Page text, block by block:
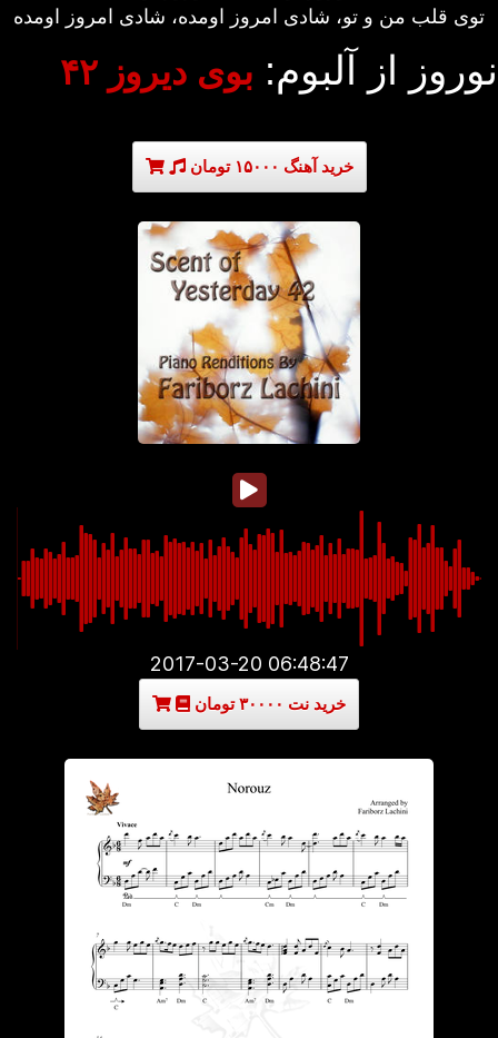
توی قلب من و تو، شادی امروز اومده، شادی امروز اومده
نوروز از آلبوم: بوی دیروز ۴۲
خرید آهنگ ۱۵۰۰۰ تومان
2017-03-20 06:48:47
خرید نت ۳۰۰۰۰ تومان